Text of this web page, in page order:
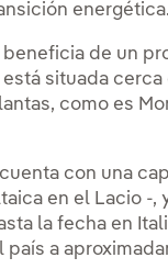
energética.
de un
situada
como es
con una
en el Lacio -,
la fecha en
a